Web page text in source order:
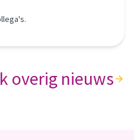
overig nieuws